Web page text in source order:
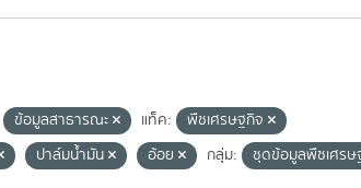
ข้อมูลสาธารณะ แท็ค:
พืชเศรษฐกิจ
ปาล์มน้ำมัน อ้อย กลุ่ม: ชุดข้อมูลพืชเศรษ